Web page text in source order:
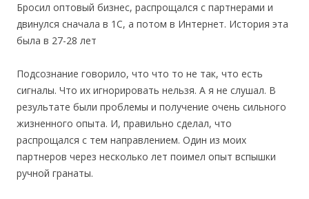
Бросил оптовый бизнес, распрощался с партнерами и
двинулся сначала в 1С, а потом в Интернет. История эта
была в 27-28 лет
Подсознание говорило, что что то не так, что есть
сигналы. Что их игнорировать нельзя. А я не слушал. В
результате были проблемы и получение очень сильного
жизненного опыта. И, правильно сделал, что
распрощался с тем направлением. Один из моих
партнеров через несколько лет поимел опыт вспышки
ручной гранаты.